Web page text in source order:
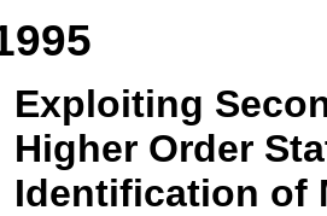
Exploiting
Higher Order
Identification of